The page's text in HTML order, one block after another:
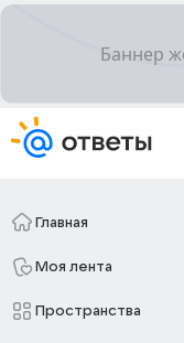
Главная
Моя лента
Пространства